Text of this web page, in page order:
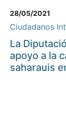
28/05/2021
Ciudadanos
La
apoyo a la
saharauis